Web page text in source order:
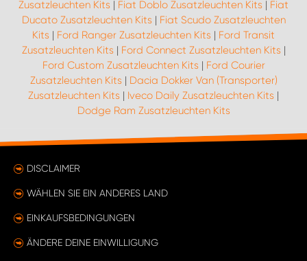
Zusatzleuchten Kits | Fiat Doblo Zusatzleuchten Kits | Fiat
Ducato Zusatzleuchten Kits | Fiat Scudo Zusatzleuchten
Kits | Ford Ranger Zusatzleuchten Kits | Ford Transit
Zusatzleuchten Kits | Ford Connect Zusatzleuchten Kits |
Ford Custom Zusatzleuchten Kits | Ford Courier
Zusatzleuchten Kits | Dacia Dokker Van (Transporter)
Zusatzleuchten Kits | Iveco Daily Zusatzleuchten Kits |
Dodge Ram Zusatzleuchten Kits
DISCLAIMER
WÄHLEN SIE EIN ANDERES LAND
EINKAUFSBEDINGUNGEN
ÄNDERE DEINE EINWILLIGUNG